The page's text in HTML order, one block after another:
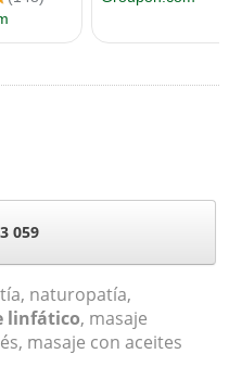
059
naturopatía,
linfático, masaje
masaje con aceites